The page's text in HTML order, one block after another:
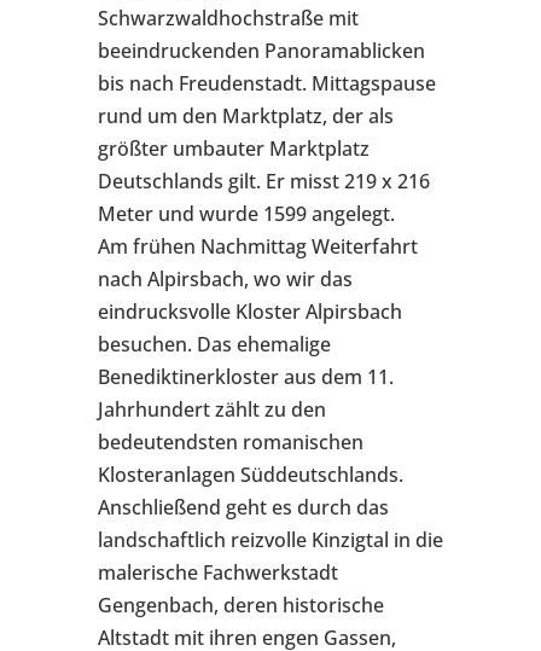
Schwarzwaldhochstraße mit
beeindruckenden Panoramablicken
bis nach Freudenstadt. Mittagspause
rund um den Marktplatz, der als
größter umbauter Marktplatz
Deutschlands gilt. Er misst 219 x 216
Meter und wurde 1599 angelegt.
Am frühen Nachmittag Weiterfahrt
nach Alpirsbach, wo wir das
eindrucksvolle Kloster Alpirsbach
besuchen. Das ehemalige
Benediktinerkloster aus dem 11.
Jahrhundert zählt zu den
bedeutendsten romanischen
Klosteranlagen Süddeutschlands.
Anschließend geht es durch das
landschaftlich reizvolle Kinzigtal in die
malerische Fachwerkstadt
Gengenbach, deren historische
Altstadt mit ihren engen Gassen,